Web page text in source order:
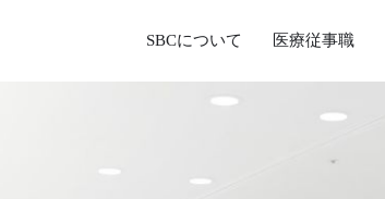
SBCについて 医療従事職